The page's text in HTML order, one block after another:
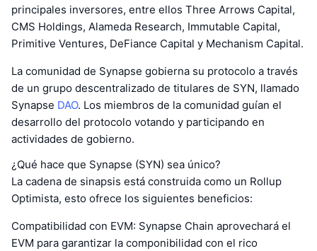
principales inversores, entre ellos Three Arrows Capital,
CMS Holdings, Alameda Research, Immutable Capital,
Primitive Ventures, DeFiance Capital y Mechanism Capital.
La comunidad de Synapse gobierna su protocolo a través
de un grupo descentralizado de titulares de SYN, llamado
Synapse DAO. Los miembros de la comunidad guían el
desarrollo del protocolo votando y participando en
actividades de gobierno.
¿Qué hace que Synapse (SYN) sea único?
La cadena de sinapsis está construida como un Rollup
Optimista, esto ofrece los siguientes beneficios:
Compatibilidad con EVM: Synapse Chain aprovechará el
EVM para garantizar la componibilidad con el rico